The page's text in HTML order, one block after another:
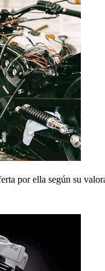
por ella según su